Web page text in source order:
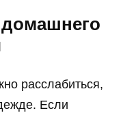
расслабиться,
Если